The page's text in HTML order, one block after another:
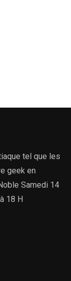
tel que les
geek en
Samedi 14
18 H